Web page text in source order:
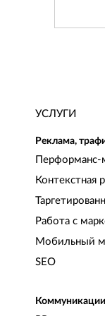
УСЛУГИ
Реклама,
Перформанс-
Контекстная
Работа с
Мобильный
SEO
Коммуникации